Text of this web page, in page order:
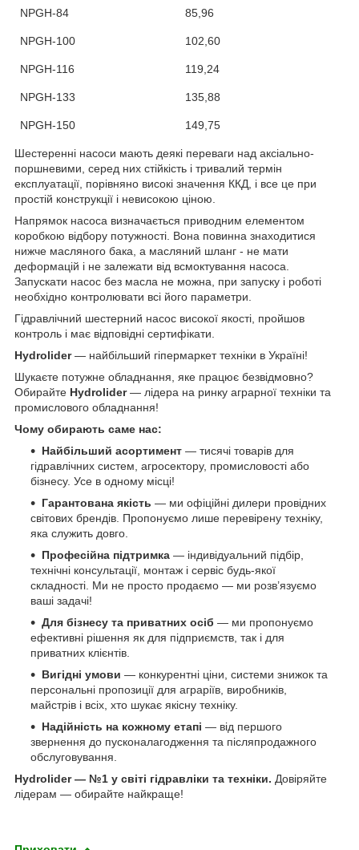
NPGH-84 85,96
NPGH-100 102,60
NPGH-116 119,24
NPGH-133 135,88
NPGH-150 149,75
Шестеренні насоси мають деякі переваги над аксіально-
поршневими, серед них стійкість і тривалий термін
експлуатації, порівняно високі значення ККД, і все це при
простій конструкції і невисокою ціною.
Напрямок насоса визначається приводним елементом
коробкою відбору потужності. Вона повинна знаходитися
нижче масляного бака, а масляний шланг - не мати
деформацій і не залежати від всмоктування насоса.
Запускати насос без масла не можна, при запуску і роботі
необхідно контролювати всі його параметри.
Гідравлічний шестерний насос високої якості, пройшов
контроль і має відповідні сертифікати.
Hydrolider— найбільший гіпермаркет техніки в Україні!
Шукаєте потужне обладнання, яке працює безвідмовно?
Обирайте Hydrolider— лідера на ринку аграрної техніки та
промислового обладнання!
Чому обирають саме нас:
Найбільший асортимент — тисячі товарів для
гідравлічних систем, агросектору, промисловості або
бізнесу. Усе в одному місці!
Гарантована якість — ми офіційні дилери провідних
світових брендів. Пропонуємо лише перевірену техніку,
яка служить довго.
Професійна підтримка — індивідуальний підбір,
технічні консультації, монтаж і сервіс будь-якої
складності. Ми не просто продаємо — ми розв’язуємо
ваші задачі!
Для бізнесу та приватних осіб — ми пропонуємо
ефективні рішення як для підприємств, так і для
приватних клієнтів.
Вигідні умови — конкурентні ціни, системи знижок та
персональні пропозиції для аграріїв, виробників,
майстрів і всіх, хто шукає якісну техніку.
Надійність на кожному етапі — від першого
звернення до пусконалагодження та післяпродажного
обслуговування.
Hydrolider — №1 у світі гідравліки та техніки. Довіряйте
лідерам — обирайте найкраще!